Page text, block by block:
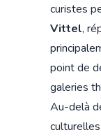
curistes
Vittel,
point de
galeries
Au-delà